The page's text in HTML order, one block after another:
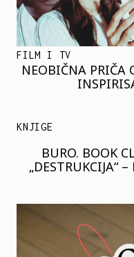
FILM I TV
NEOBIČNA PRIČA
KNJIGE
BURO. BOOK
„DESTRUKCIJA“